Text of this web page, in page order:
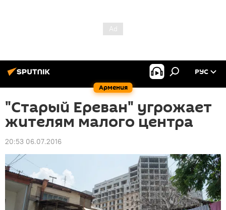
Армения
РУС
"Старый Ереван" угрожает
жителям малого центра
20:53 06.07.2016